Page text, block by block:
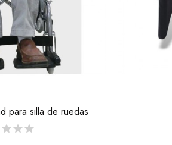
para silla de ruedas